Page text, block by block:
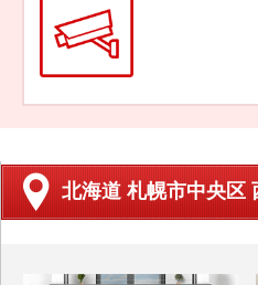
北海道 札幌市中央区